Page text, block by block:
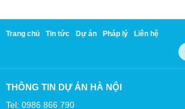
Trang chủ Tin tức Dự án Pháp lý Liên hệ
THÔNG TIN DỰ ÁN HÀ NỘI
Tel: 0986 866 790